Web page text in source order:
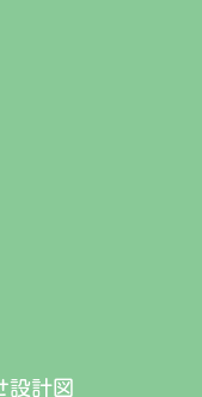
設計図